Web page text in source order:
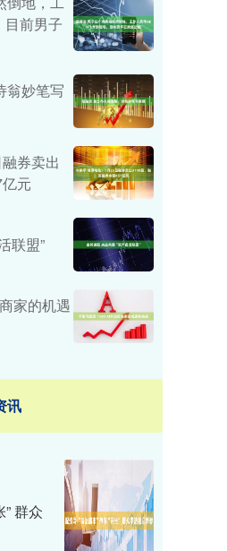
前男子
翁妙笔写
券卖出
元
联盟”
家的机遇
讯
” 群众